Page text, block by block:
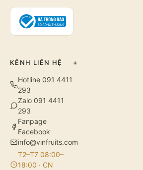
KÊNH LIÊN HỆ +
Hotline 091 4411
293
Zalo 091 4411
293
Fanpage
Facebook
info@vinfruits.com
T2–T7 08:00–
18:00 · CN